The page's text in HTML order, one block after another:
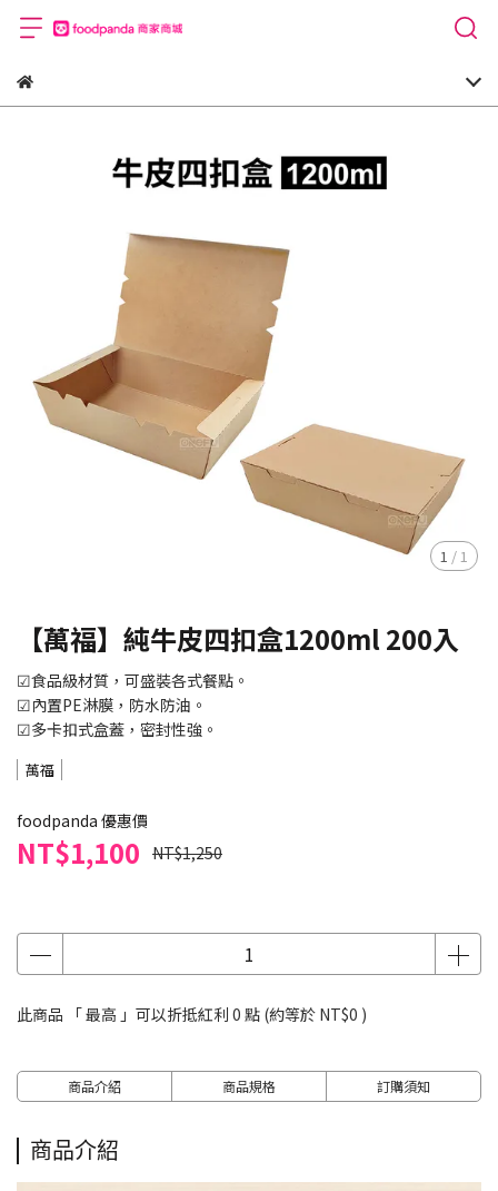
1 / 1
【萬福】純牛皮四扣盒1200ml 200入
☑食品級材質，可盛裝各式餐點。
☑內置PE淋膜，防水防油。
☑多卡扣式盒蓋，密封性強。
萬福
foodpanda 優惠價
NT$1,100 NT$1,250
此商品 「 最高 」可以折抵紅利 0 點 (約等於 NT$0 )
商品介紹 商品規格 訂購須知
商品介紹